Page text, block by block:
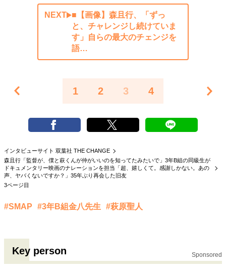
NEXT
■【画像】森且行、「ずっ
と、チャレンジし続けていま
す」自らの最大のチェンジを
語…
1 2 3 4
インタビューサイト 双葉社 THE CHANGE
森且行「監督が、僕と萩くんが仲がいいのを知ってたみたいで」3年B組の同級生が
ドキュメンタリー映画のナレーションを担当「超、嬉しくて。感謝しかない。あの
声、ヤバくないですか？」35年ぶり再会した旧友
3ページ目
#SMAP #3年B組金八先生 #萩原聖人
Key person Sponsored